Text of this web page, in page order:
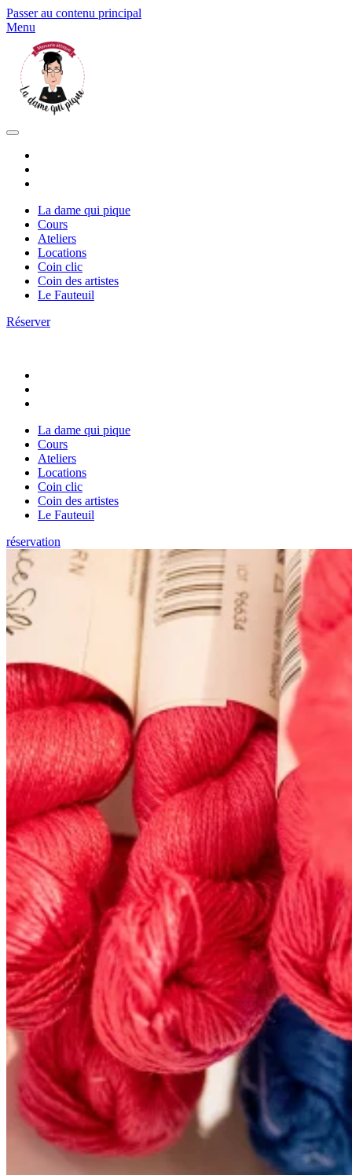
Passer au contenu principal
Menu
La dame qui pique
Cours
Ateliers
Locations
Coin clic
Coin des artistes
Le Fauteuil
Réserver
La dame qui pique
Cours
Ateliers
Locations
Coin clic
Coin des artistes
Le Fauteuil
réservation